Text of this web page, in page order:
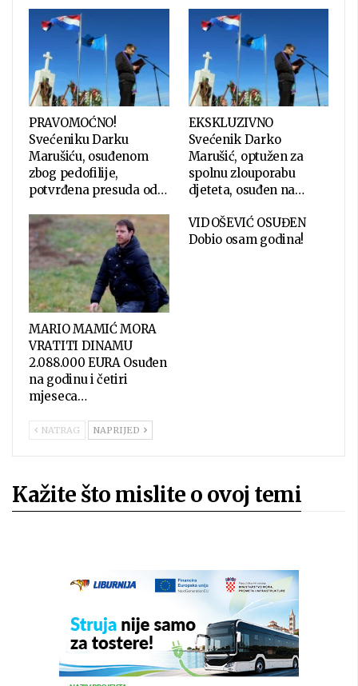
PRAVOMOĆNO!
Svećeniku Darku
Marušiću, osuđenom
zbog pedofilije,
potvrđena presuda od…
EKSKLUZIVNO
Svećenik Darko
Marušić, optužen za
spolnu zlouporabu
djeteta, osuđen na…
MARIO MAMIĆ MORA
VRATITI DINAMU
2.088.000 EURA Osuđen
na godinu i četiri
mjeseca…
VIDOŠEVIĆ OSUĐEN
Dobio osam godina!
NATRAG NAPRIJED
Kažite što mislite o ovoj temi